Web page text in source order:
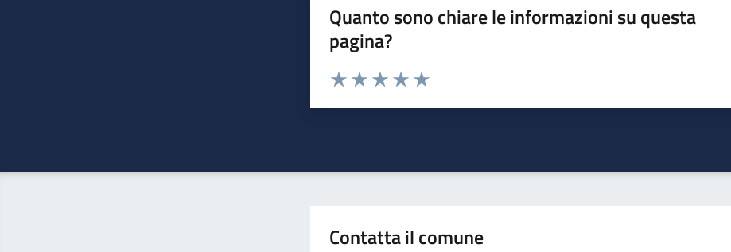
Quanto sono chiare le informazioni su questa
pagina?
Valuta da 1 a 5 stelle la pagina
Contatta il comune